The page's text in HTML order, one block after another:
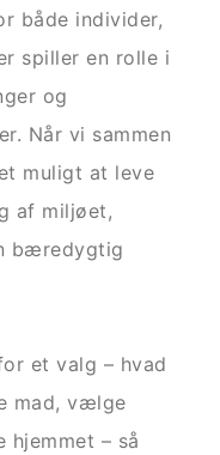
både individer,
spiller en rolle i
og
Når vi sammen
muligt at leve
af miljøet,
bæredygtig
et valg – hvad
mad, vælge
– så